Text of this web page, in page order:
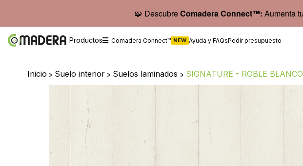
🧩 DescubreComadera Connect™: Aumenta
Productos Comadera Connect™ NEW Ayuda y FAQsPedir presupuesto
Inicio > Suelo interior > Suelos laminados > SIGNATURE - ROBLE